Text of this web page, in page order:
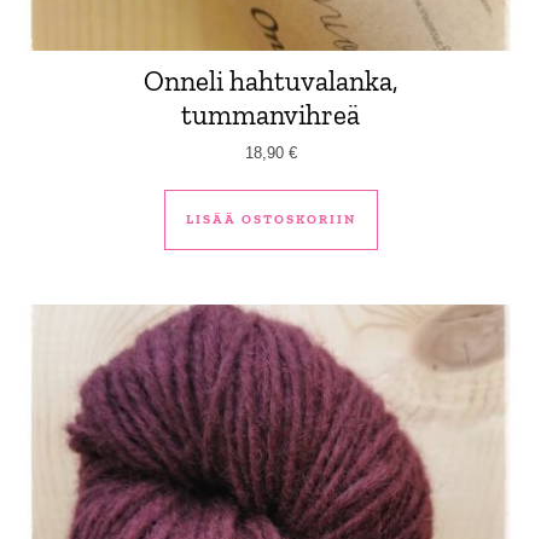
Onneli hahtuvalanka,
tummanvihreä
18,90 €
LISÄÄ OSTOSKORIIN